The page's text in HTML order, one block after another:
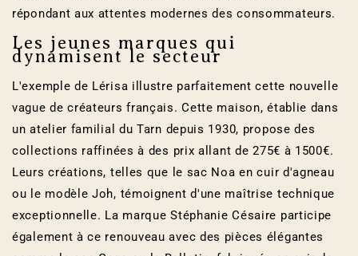
répondant aux attentes modernes des consommateurs.
Les jeunes marques qui
dynamisent le secteur
L'exemple de Lérisa illustre parfaitement cette nouvelle
vague de créateurs français. Cette maison, établie dans
un atelier familial du Tarn depuis 1930, propose des
collections raffinées à des prix allant de 275€ à 1500€.
Leurs créations, telles que le sac Noa en cuir d'agneau
ou le modèle Joh, témoignent d'une maîtrise technique
exceptionnelle. La marque Stéphanie Césaire participe
également à ce renouveau avec des pièces élégantes